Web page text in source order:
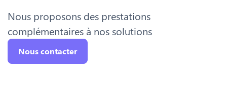
Nous proposons des prestations
complémentaires à nos solutions
Nous contacter